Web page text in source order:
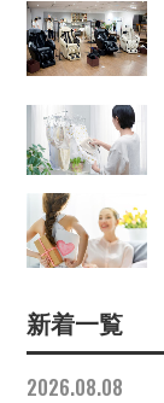
新着一覧
2026.08.08